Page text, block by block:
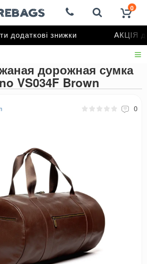
знижки АКЦІЯ до
0
дорожная сумка
VS034F Brown
0